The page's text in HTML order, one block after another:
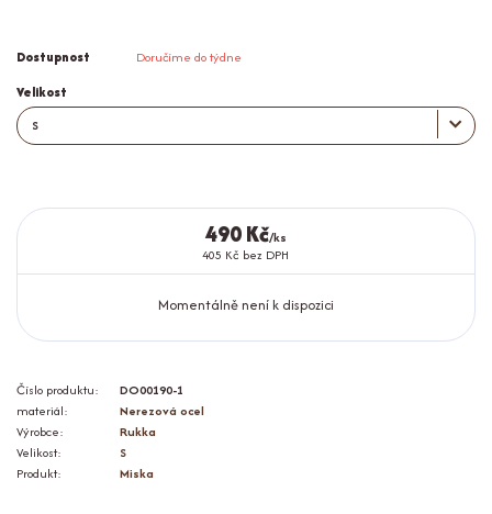
Dostupnost Doručíme do týdne
Velikost
490 Kč/ks
405 Kč bez DPH
Momentálně není k dispozici
Číslo produktu:
DO00190-1
materiál:
Nerezová ocel
Výrobce:
Rukka
Velikost:
S
Produkt:
Miska